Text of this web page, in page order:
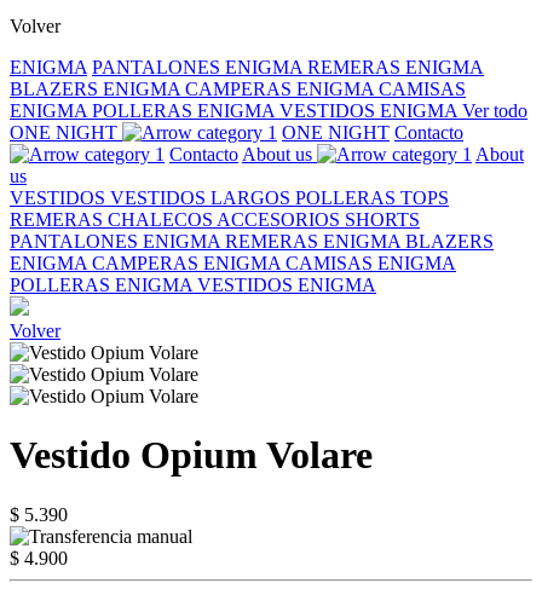
Volver
ENIGMA PANTALONES ENIGMA REMERAS ENIGMA
BLAZERS ENIGMA CAMPERAS ENIGMA CAMISAS
ENIGMA POLLERAS ENIGMA VESTIDOS ENIGMA Ver todo
ONE NIGHT
ONE NIGHT Contacto
Contacto About us
About
us
VESTIDOS VESTIDOS LARGOS POLLERAS TOPS
REMERAS CHALECOS ACCESORIOS SHORTS
PANTALONES ENIGMA REMERAS ENIGMA BLAZERS
ENIGMA CAMPERAS ENIGMA CAMISAS ENIGMA
POLLERAS ENIGMA VESTIDOS ENIGMA
Volver
Vestido Opium Volare
$ 5.390
$ 4.900